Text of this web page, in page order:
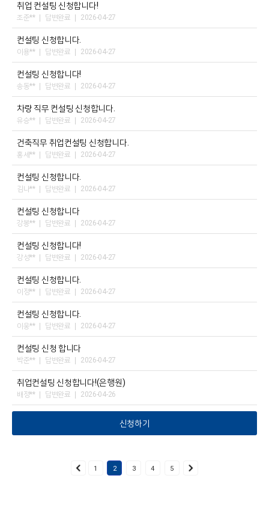
취업 컨설팅 신청합니다!
조준** 답변완료 2026-04-27
컨설팅 신청합니다.
이용** 답변완료 2026-04-27
컨설팅 신청합니다!
송동** 답변완료 2026-04-27
차량 직무 컨설팅 신청합니다.
유승** 답변완료 2026-04-27
건축직무 취업컨설팅 신청합니다.
홍세** 답변완료 2026-04-27
컨설팅 신청합니다.
김나** 답변완료 2026-04-27
컨설팅 신청합니다
강봉** 답변완료 2026-04-27
컨설팅 신청합니다!
강성** 답변완료 2026-04-27
컨설팅 신청합니다.
이정** 답변완료 2026-04-27
컨설팅 신청합니다.
이웅** 답변완료 2026-04-27
컨설팅 신청 합니다
박준** 답변완료 2026-04-27
취업컨설팅 신청합니다!(은행원)
배정** 답변완료 2026-04-26
신청하기
1 2 3 4 5